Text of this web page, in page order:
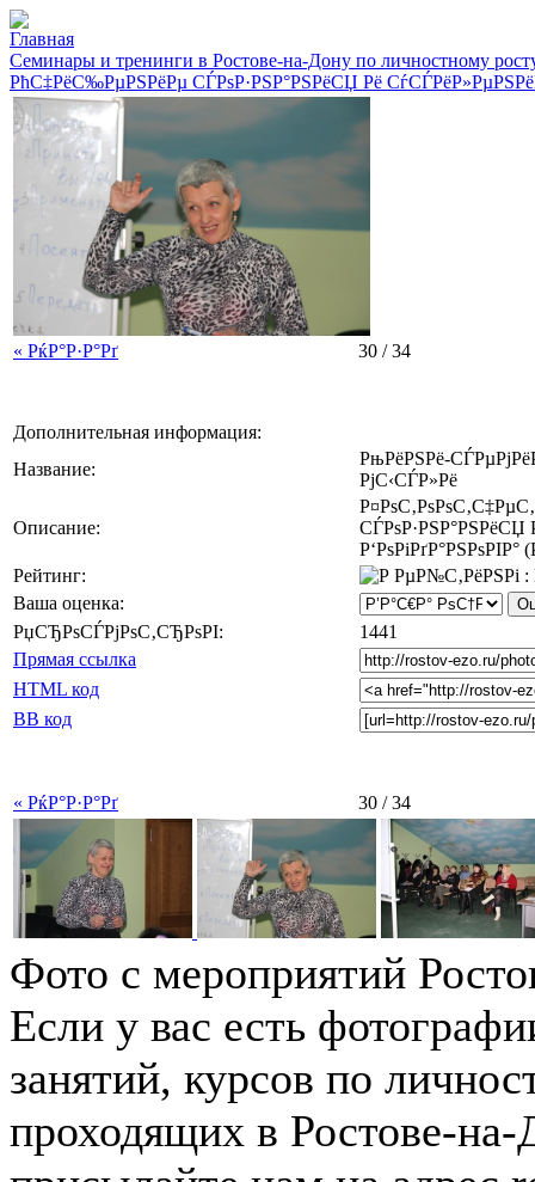
Главная
Семинары и тренинги в Ростове-на-Дону по личностному
РћС‡РёС‰РµРЅРёРµ СЃРѕР·РЅР°РЅРёСЏ Рё
« РќР°Р·Р°Рґ 30 / 34
Дополнительная информация:
Название:
РњРёРЅРё-
РјС‹СЃР»Рё
Описание:
СЃРѕР·РЅР°РЅРёСЏ
Р‘РѕРіРґР°РЅРѕРІР°
Рейтинг:
Ваша оценка:
РџСЂРѕСЃРјРѕС‚СЂРѕРІ:
1441
Прямая ссылка
HTML код
BB код
« РќР°Р·Р°Рґ 30 / 34
Фото с мероприятий
Если у вас есть
занятий, курсов по
проходящих в Ростове-на-